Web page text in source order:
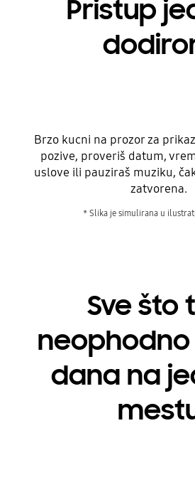
Pristup
Brzo kucni na prozor za
pozive, proveriš datum,
uslove ili pauziraš muziku,
zatvorena.
* Slika je simulirana u
Sve što
dana na